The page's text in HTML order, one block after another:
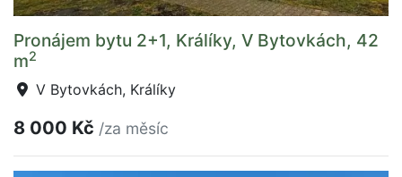
Pronájem bytu 2+1, Králíky, V Bytovkách, 42
m2
V Bytovkách, Králíky
8 000 Kč /za měsíc